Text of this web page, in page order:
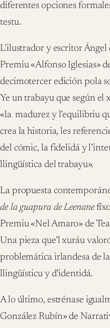
diferentes opciones
testu.
L’ilustrador y escritor
Premiu «Alfonso Iglesias»
decimotercer edición pola
Ye un trabayu que según
«la madurez y l’equilibriu
crea la historia, les
del cómic, la fidelidá y
llingüística del trabayu».
La propuesta
de la guapura de Leenane
Premiu «Nel Amaro» de
Una pieza que’l xuráu
problemática irlandesa de
llingüísticu y d’identidá.
A lo último, estrénase
González Rubín» de